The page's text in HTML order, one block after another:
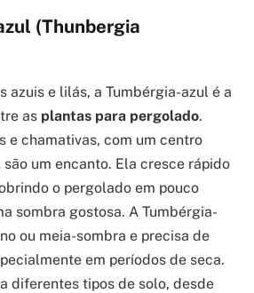
(Thunbergia
azuis e lilás, a Tumbérgia-azul é a
as plantas para pergolado.
e chamativas, com um centro
um encanto. Ela cresce rápido
o pergolado em pouco
sombra gostosa. A Tumbérgia-
ou meia-sombra e precisa de
em períodos de seca.
diferentes tipos de solo, desde